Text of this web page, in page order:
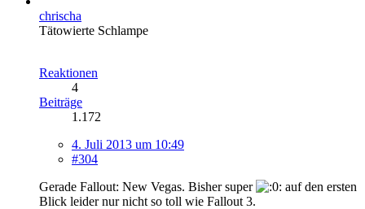
chrischa
Tätowierte Schlampe
Reaktionen
4
Beiträge
1.172
4. Juli 2013 um 10:49
#304
Gerade Fallout: New Vegas. Bisher super
auf den ersten
Blick leider nur nicht so toll wie Fallout 3.